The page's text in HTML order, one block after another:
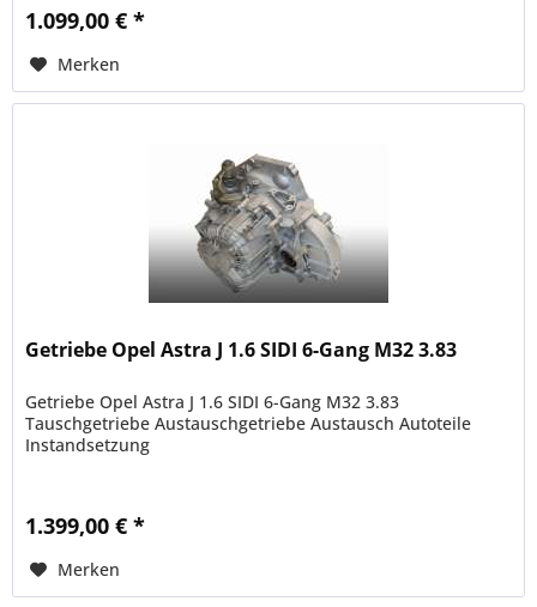
1.099,00 € *
Merken
Getriebe Opel Astra J 1.6 SIDI 6-Gang M32 3.83
Getriebe Opel Astra J 1.6 SIDI 6-Gang M32 3.83
Tauschgetriebe Austauschgetriebe Austausch Autoteile
Instandsetzung
1.399,00 € *
Merken